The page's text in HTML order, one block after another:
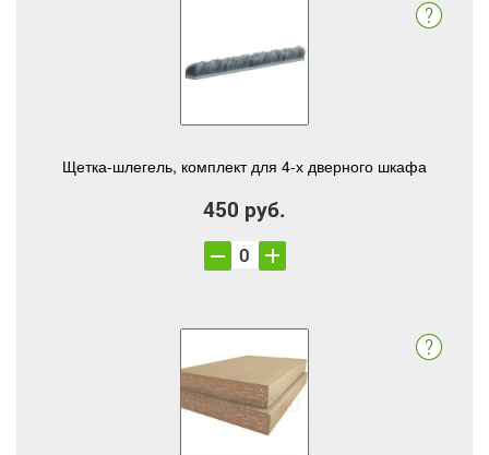
Щетка-шлегель, комплект для 4-х дверного шкафа
450 руб.